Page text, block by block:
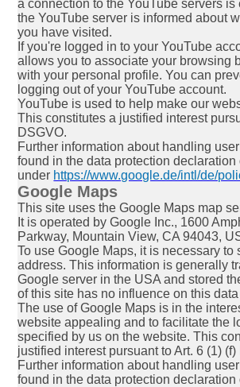
a connection to the YouTube servers
the YouTube server is informed about
you have visited.
If you're logged in to your YouTube
allows you to associate your browsing
with your personal profile. You can
logging out of your YouTube account.
YouTube is used to help make our
This constitutes a justified interest
DSGVO.
Further information about handling
found in the data protection declaration
under https://www.google.de/intl/de/
Google Maps
This site uses the Google Maps map
It is operated by Google Inc., 1600
Parkway, Mountain View, CA 94043,
To use Google Maps, it is necessary to
address. This information is generally
Google server in the USA and stored
of this site has no influence on this data
The use of Google Maps is in the
website appealing and to facilitate the
specified by us on the website. This
justified interest pursuant to Art. 6 (1) (f)
Further information about handling
found in the data protection declaration